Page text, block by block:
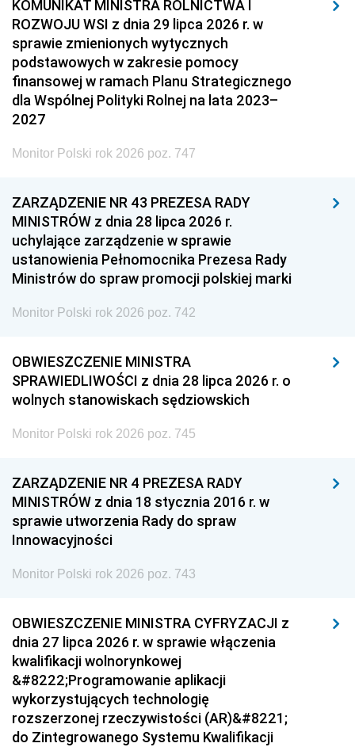
KOMUNIKAT MINISTRA ROLNICTWA I
ROZWOJU WSI z dnia 29 lipca 2026 r. w
sprawie zmienionych wytycznych
podstawowych w zakresie pomocy
finansowej w ramach Planu Strategicznego
dla Wspólnej Polityki Rolnej na lata 2023–
2027
Monitor Polski rok 2026 poz. 747
ZARZĄDZENIE NR 43 PREZESA RADY
MINISTRÓW z dnia 28 lipca 2026 r.
uchylające zarządzenie w sprawie
ustanowienia Pełnomocnika Prezesa Rady
Ministrów do spraw promocji polskiej marki
Monitor Polski rok 2026 poz. 742
OBWIESZCZENIE MINISTRA
SPRAWIEDLIWOŚCI z dnia 28 lipca 2026 r. o
wolnych stanowiskach sędziowskich
Monitor Polski rok 2026 poz. 745
ZARZĄDZENIE NR 4 PREZESA RADY
MINISTRÓW z dnia 18 stycznia 2016 r. w
sprawie utworzenia Rady do spraw
Innowacyjności
Monitor Polski rok 2026 poz. 743
OBWIESZCZENIE MINISTRA CYFRYZACJI z
dnia 27 lipca 2026 r. w sprawie włączenia
kwalifikacji wolnorynkowej
&#8222;Programowanie aplikacji
wykorzystujących technologię
rozszerzonej rzeczywistości (AR)&#8221;
do Zintegrowanego Systemu Kwalifikacji